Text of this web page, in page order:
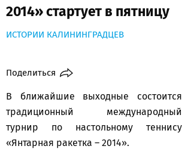
2014» стартует в пятницу
ИСТОРИИ КАЛИНИНГРАДЦЕВ
Поделиться
В ближайшие выходные состоится
традиционный международный
турнир по настольному теннису
«Янтарная ракетка – 2014».